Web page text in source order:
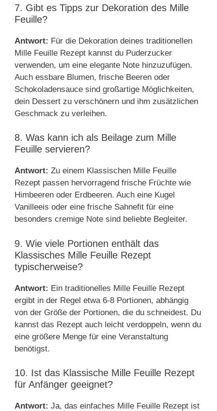
7. Gibt es Tipps zur Dekoration des Mille
Feuille?
Antwort: Für die Dekoration deines traditionellen
Mille Feuille Rezept kannst du Puderzucker
verwenden, um eine elegante Note hinzuzufügen.
Auch essbare Blumen, frische Beeren oder
Schokoladensauce sind großartige Möglichkeiten,
dein Dessert zu verschönern und ihm zusätzlichen
Geschmack zu verleihen.
8. Was kann ich als Beilage zum Mille
Feuille servieren?
Antwort: Zu einem Klassischen Mille Feuille
Rezept passen hervorragend frische Früchte wie
Himbeeren oder Erdbeeren. Auch eine Kugel
Vanilleeis oder eine frische Sahnefit für eine
besonders cremige Note sind beliebte Begleiter.
9. Wie viele Portionen enthält das
Klassisches Mille Feuille Rezept
typischerweise?
Antwort: Ein traditionelles Mille Feuille Rezept
ergibt in der Regel etwa 6-8 Portionen, abhängig
von der Größe der Portionen, die du schneidest. Du
kannst das Rezept auch leicht verdoppeln, wenn du
eine größere Menge für eine Veranstaltung
benötigst.
10. Ist das Klassische Mille Feuille Rezept
für Anfänger geeignet?
Antwort: Ja, das einfaches Mille Feuille Rezept ist